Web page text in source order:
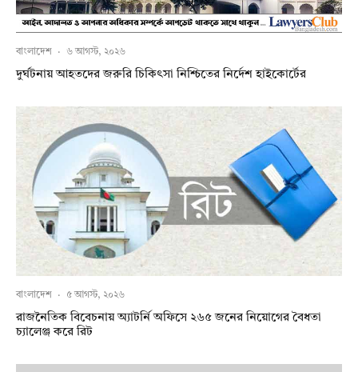
বাংলাদেশ · ৬ আগস্ট, ২০২৬
দুর্ঘটনায় আহতদের জরুরি চিকিৎসা নিশ্চিতের নির্দেশ হাইকোর্টের
বাংলাদেশ · ৫ আগস্ট, ২০২৬
রাজনৈতিক বিবেচনায় অ‍্যাটর্নি অফিসে ২৬৫ জনের নিয়োগের বৈধতা
চ্যালেঞ্জ করে রিট